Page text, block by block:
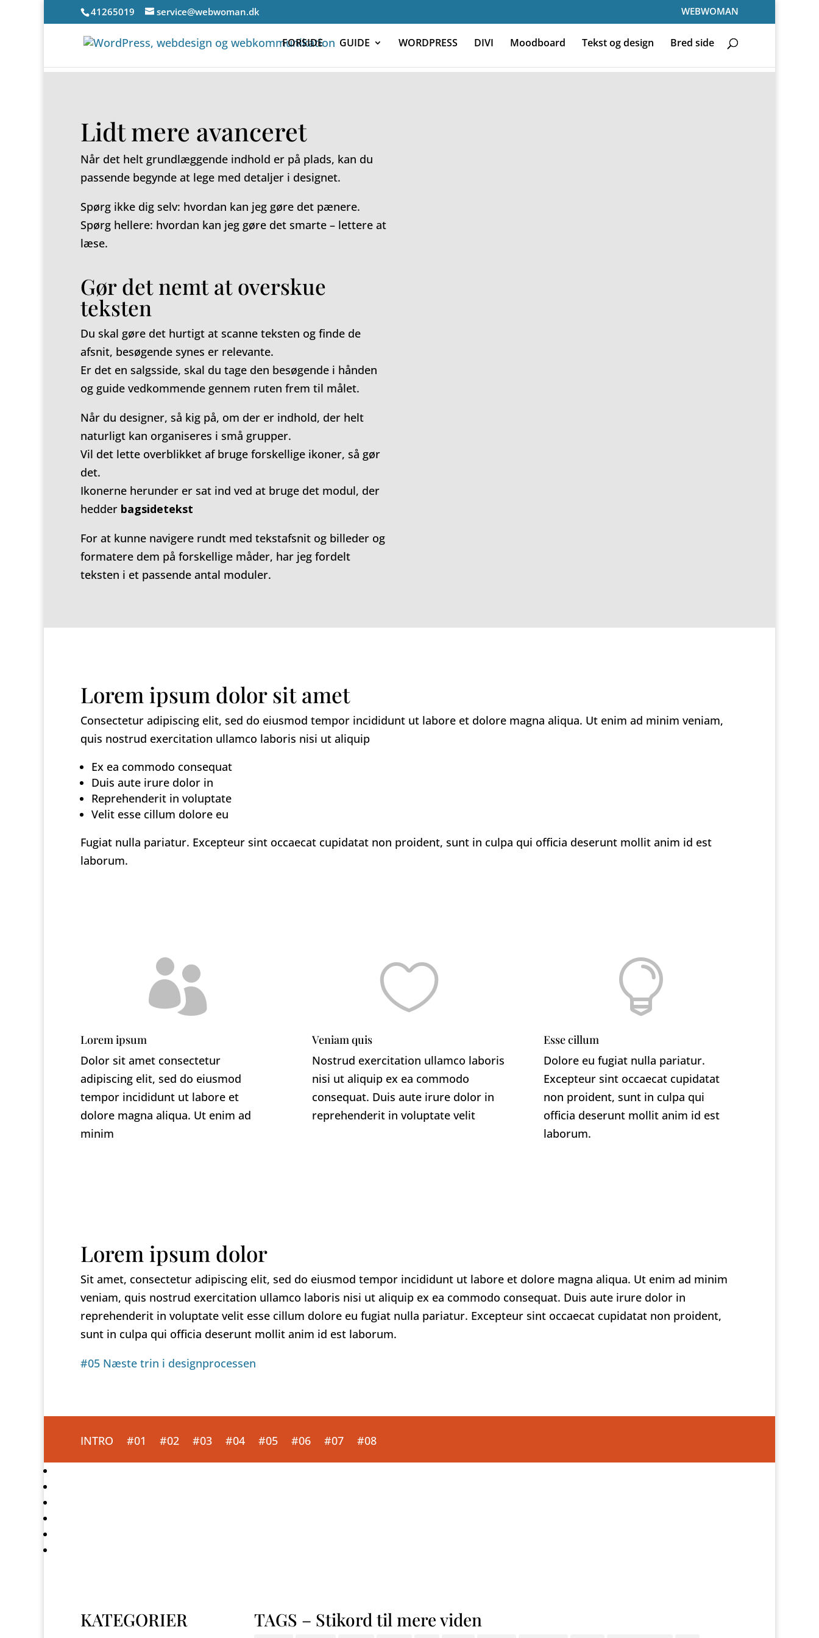
41265019 service@webwoman.dk WEBWOMAN
FORSIDE GUIDE WORDPRESS DIVI Moodboard Tekst og design Bred side
Lidt mere avanceret
Når det helt grundlæggende indhold er på plads, kan du
passende begynde at lege med detaljer i designet.
Spørg ikke dig selv: hvordan kan jeg gøre det pænere.
Spørg hellere: hvordan kan jeg gøre det smarte – lettere at
læse.
Gør det nemt at overskue
teksten
Du skal gøre det hurtigt at scanne teksten og finde de
afsnit, besøgende synes er relevante.
Er det en salgsside, skal du tage den besøgende i hånden
og guide vedkommende gennem ruten frem til målet.
Når du designer, så kig på, om der er indhold, der helt
naturligt kan organiseres i små grupper.
Vil det lette overblikket af bruge forskellige ikoner, så gør
det.
Ikonerne herunder er sat ind ved at bruge det modul, der
hedder bagsidetekst
For at kunne navigere rundt med tekstafsnit og billeder og
formatere dem på forskellige måder, har jeg fordelt
teksten i et passende antal moduler.
Lorem ipsum dolor sit amet
Consectetur adipiscing elit, sed do eiusmod tempor incididunt ut labore et dolore magna aliqua. Ut enim ad minim veniam,
quis nostrud exercitation ullamco laboris nisi ut aliquip
Ex ea commodo consequat
Duis aute irure dolor in
Reprehenderit in voluptate
Velit esse cillum dolore eu
Fugiat nulla pariatur. Excepteur sint occaecat cupidatat non proident, sunt in culpa qui officia deserunt mollit anim id est
laborum.

Lorem ipsum
Dolor sit amet consectetur
adipiscing elit, sed do eiusmod
tempor incididunt ut labore et
dolore magna aliqua. Ut enim ad
minim

Veniam quis
Nostrud exercitation ullamco laboris
nisi ut aliquip ex ea commodo
consequat. Duis aute irure dolor in
reprehenderit in voluptate velit

Esse cillum
Dolore eu fugiat nulla pariatur.
Excepteur sint occaecat cupidatat
non proident, sunt in culpa qui
officia deserunt mollit anim id est
laborum.
Lorem ipsum dolor
Sit amet, consectetur adipiscing elit, sed do eiusmod tempor incididunt ut labore et dolore magna aliqua. Ut enim ad minim
veniam, quis nostrud exercitation ullamco laboris nisi ut aliquip ex ea commodo consequat. Duis aute irure dolor in
reprehenderit in voluptate velit esse cillum dolore eu fugiat nulla pariatur. Excepteur sint occaecat cupidatat non proident,
sunt in culpa qui officia deserunt mollit anim id est laborum.
#05 Næste trin i designprocessen
INTRO #01 #02 #03 #04 #05 #06 #07 #08
KATEGORIER TAGS – Stikord til mere viden